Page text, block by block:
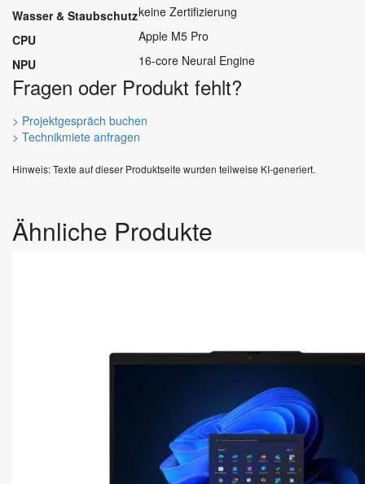
Wasser & Staubschutzkeine Zertifizierung
CPU
Apple M5 Pro
NPU
16-core Neural Engine
Fragen oder Produkt fehlt?
> Projektgespräch buchen
> Technikmiete anfragen
Hinweis: Texte auf dieser Produktseite wurden teilweise KI-generiert.
Ähnliche Produkte